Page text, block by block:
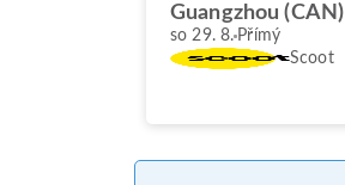
Guangzhou (CAN)
so 29. 8. Přímý
Scoot